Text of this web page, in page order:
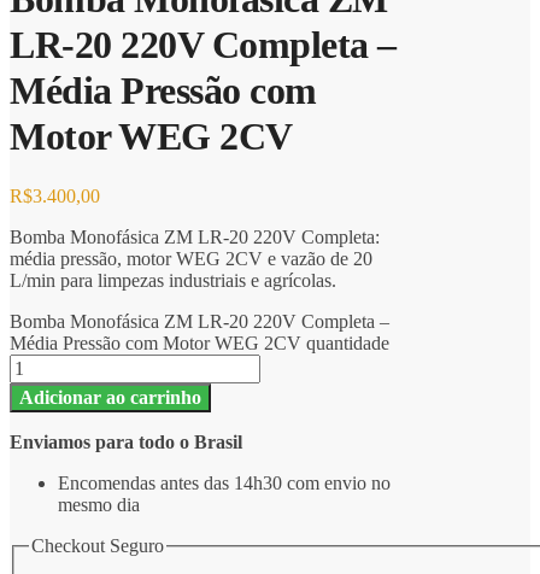
LR-20 220V Completa –
Média Pressão com
Motor WEG 2CV
R$3.400,00
Bomba Monofásica ZM LR-20 220V Completa:
média pressão, motor WEG 2CV e vazão de 20
L/min para limpezas industriais e agrícolas.
Bomba Monofásica ZM LR-20 220V Completa –
Média Pressão com Motor WEG 2CV quantidade
Adicionar ao carrinho
Enviamos para todo o Brasil
Encomendas antes das 14h30 com envio no
mesmo dia
Checkout Seguro